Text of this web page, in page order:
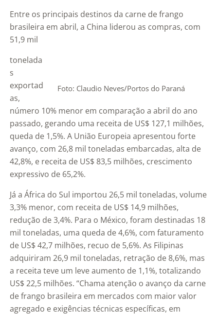
Entre os principais destinos da carne de frango
brasileira em abril, a China liderou as compras, com
51,9 mil
Foto: Claudio Neves/Portos do Paraná
tonelada
s
exportad
as,
número 10% menor em comparação a abril do ano
passado, gerando uma receita de US$ 127,1 milhões,
queda de 1,5%. A União Europeia apresentou forte
avanço, com 26,8 mil toneladas embarcadas, alta de
42,8%, e receita de US$ 83,5 milhões, crescimento
expressivo de 65,2%.
Já a África do Sul importou 26,5 mil toneladas, volume
3,3% menor, com receita de US$ 14,9 milhões,
redução de 3,4%. Para o México, foram destinadas 18
mil toneladas, uma queda de 4,6%, com faturamento
de US$ 42,7 milhões, recuo de 5,6%. As Filipinas
adquiriram 26,9 mil toneladas, retração de 8,6%, mas
a receita teve um leve aumento de 1,1%, totalizando
US$ 22,5 milhões. “Chama atenção o avanço da carne
de frango brasileira em mercados com maior valor
agregado e exigências técnicas específicas, em